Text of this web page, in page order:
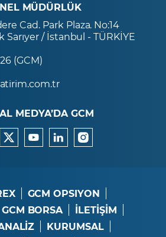
MÜDÜRLÜK
Cad. Park Plaza. No:14
Sarıyer / İstanbul - TÜRKİYE
(GCM)
MEDYA’DA GCM
GCM OPSIYON
GCM BORSA
İLETİŞİM
KURUMSAL